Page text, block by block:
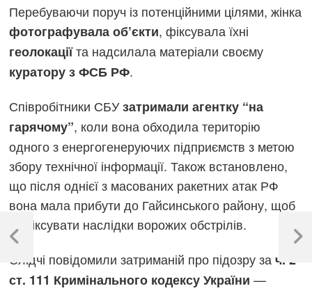
Перебуваючи поруч із потенційними цілями, жінка
фотографувала об’єкти, фіксувала їхні
геолокаціїта надсилала матеріали своєму
куратору з ФСБ РФ.
Співробітники СБУзатримали агентку “на
гарячому”, коли вона обходила територію
одного з енергогенеруючих підприємств з метою
збору технічної інформації. Також встановлено,
що після однієї з масованих ракетних атак РФ
вона мала прибути до Гайсинського району, щоб
зафіксувати наслідки ворожих обстрілів.
Слідчі повідомили затриманій про підозру зач. 2
ст. 111 Кримінального кодексу України —
Навігація
записів
Previous
Next